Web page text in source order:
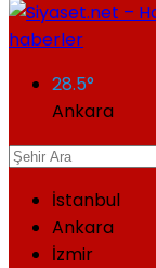
28.5°
Ankara
İstanbul
Ankara
İzmir